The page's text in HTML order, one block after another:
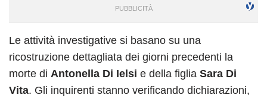
Le attività investigative si basano su una
ricostruzione dettagliata dei giorni precedenti la
morte di Antonella Di Ielsi e della figlia Sara Di
Vita. Gli inquirenti stanno verificando dichiarazioni,